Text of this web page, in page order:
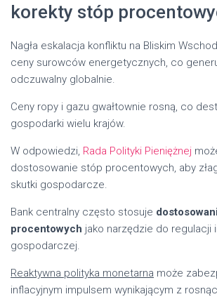
korekty stóp
Nagła eskalacja konfliktu na Bliskim
ceny surowców energetycznych, co
odczuwalny globalnie.
Ceny ropy i gazu gwałtownie rosną, co
gospodarki wielu krajów.
W odpowiedzi, Rada Polityki Pieniężnej
dostosowanie stóp procentowych, aby
skutki gospodarcze.
Bank centralny często stosuje
procentowych jako narzędzie do regulacji
gospodarczej.
Reaktywna polityka monetarna może
inflacyjnym impulsem wynikającym z